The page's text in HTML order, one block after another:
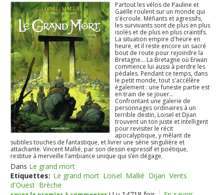
Partout les vélos de Pauline et
Gaëlle roulent sur un monde qui
s'écroule. Méfiants et agressifs,
les survivants sont de plus en plus
isolés et de plus en plus craintifs.
La situation empire d'heure en
heure, et il reste encore un sacré
bout de route pour rejoindre la
Bretagne... La Bretagne où Erwan
commence lui aussi à perdre les
pédales. Pendant ce temps, dans
le petit monde, tout s'accélère
également : une funeste partie est
en train de se jouer...
Confrontant une galerie de
personnages ordinaires à un
terrible destin, Loisel et Djian
trouvent un ton juste et intelligent
pour revisiter le récit
apocalyptique, y mêlant de
subtiles touches de fantastique, et livrer une série singulière et
attachante. Vincent Mallié, par son dessin expressif et poétique,
restitue à merveille l’ambiance unique qui s’en dégage.
Dans Le grand mort
Etiquettes: Le grand mort Loisel Mallié Dijan Vents
d'Ouest Brèche